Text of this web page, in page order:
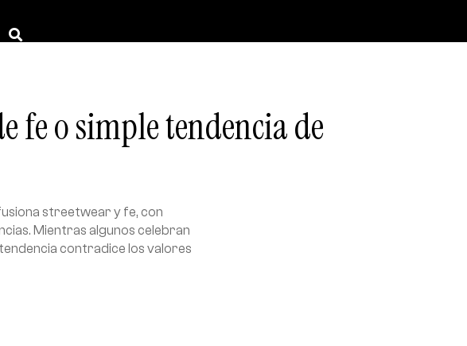
fe o simple tendencia de
streetwear y fe, con
Mientras algunos celebran
contradice los valores